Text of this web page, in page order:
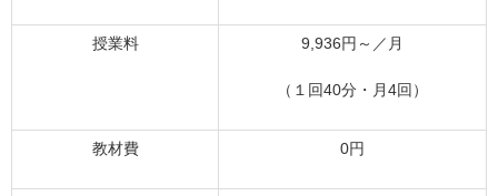
授業料 9,936円～／月
（１回40分・月4回）
教材費 0円